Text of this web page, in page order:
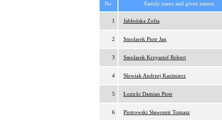
No. Family name and given names
1 Jabłońska Zofia
2 Smolarek Piotr Jan
3 Smolarek Krzysztof Robert
4 Słowiak Andrzej Kazimierz
5 Łozicki Damian Piotr
6 Piotrowski Sławomir Tomasz